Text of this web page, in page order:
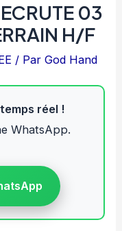
03
H/F
/ ParGod Hand
réel !
WhatsApp.